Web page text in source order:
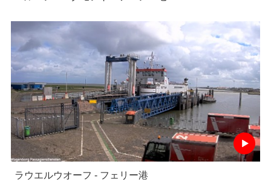
ラウエルウオーフ - フェリー港